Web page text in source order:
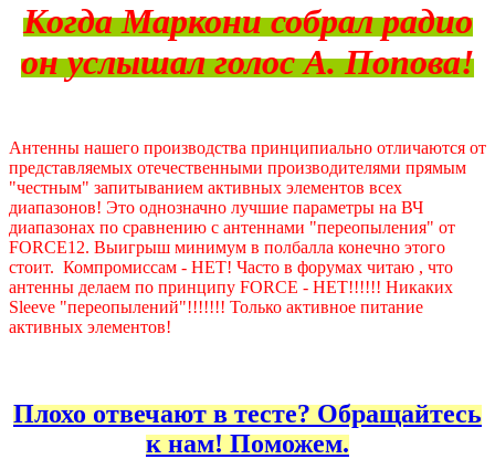
Когда Маркони собрал радио
он услышал голос А. Попова!
Антенны нашего производства принципиально отличаются от
представляемых отечественными производителями прямым
"честным" запитыванием активных элементов всех
диапазонов! Это однозначно лучшие параметры на ВЧ
диапазонах по сравнению с антеннами "переопыления" от
FORCE12. Выигрыш минимум в полбалла конечно этого
стоит. Компромиссам - НЕТ! Часто в форумах читаю , что
антенны делаем по принципу FORCE - НЕТ!!!!!! Никаких
Sleeve "переопылений"!!!!!!! Только активное питание
активных элементов!
Плохо отвечают в тесте? Обращайтесь
к нам! Поможем.